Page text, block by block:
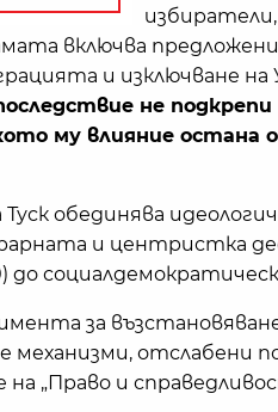
включва
и изключване
не
му влияние остана
обединява
и центристка
за
отслабени
„Право и